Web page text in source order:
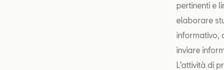
pertinenti e
elaborare
informativo,
inviare
L’attività di